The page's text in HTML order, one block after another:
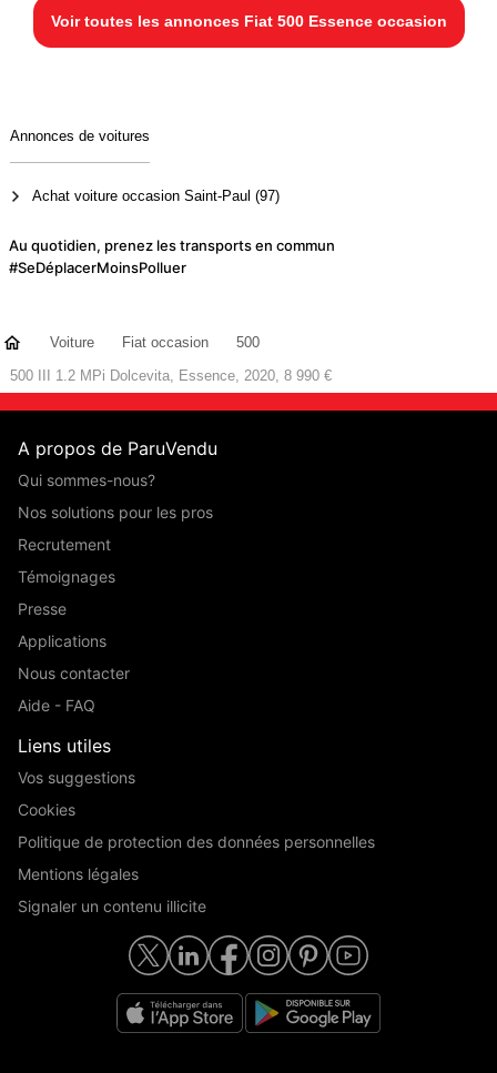
Voir toutes les annonces Fiat 500 Essence occasion
Annonces de voitures
Achat voiture occasion Saint-Paul (97)
Au quotidien, prenez les transports en commun
#SeDéplacerMoinsPolluer
Voiture Fiat occasion
500
500 III 1.2 MPi Dolcevita, Essence, 2020, 8 990 €
A propos de ParuVendu
Qui sommes-nous?
Nos solutions pour les pros
Recrutement
Témoignages
Presse
Applications
Nous contacter
Aide - FAQ
Liens utiles
Vos suggestions
Cookies
Politique de protection des données personnelles
Mentions légales
Signaler un contenu illicite